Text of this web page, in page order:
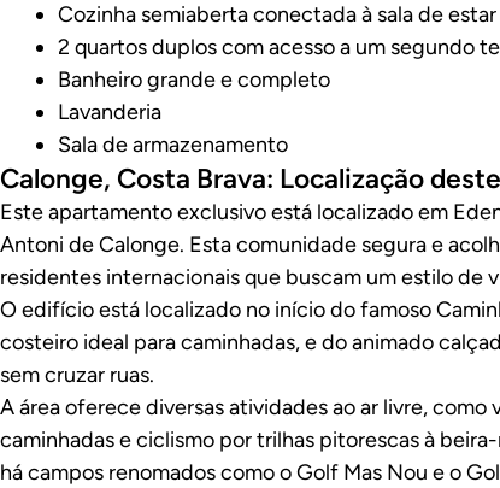
Cozinha semiaberta conectada à sala de estar
2 quartos duplos com acesso a um segundo
Banheiro grande e completo
Lavanderia
Sala de armazenamento
Calonge, Costa Brava: Localização
Este apartamento exclusivo está localizado em
Antoni de Calonge. Esta comunidade segura e
residentes internacionais que buscam um estilo de
O edifício está localizado no início do famoso
costeiro ideal para caminhadas, e do animado
sem cruzar ruas.
A área oferece diversas atividades ao ar livre,
caminhadas e ciclismo por trilhas pitorescas à
há campos renomados como o Golf Mas Nou e o